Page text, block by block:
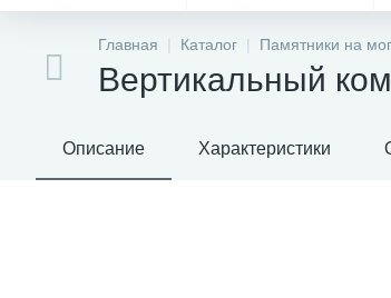
Главная Каталог Памятники на
Вертикальный
Описание Характеристики